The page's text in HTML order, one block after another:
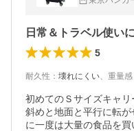
日常＆トラベル使い
5
耐久性 ： 壊れにくい、 重量感
初めてのＳサイズキャリ
斜めと地面と平行に転
に一度は大量の食品を